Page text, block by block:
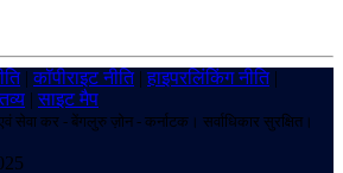
|कॉपीराइट नीति|हाइपरलिंकिंग नीति|
|साइट मैप
सेवा कर - बेंगलुरु ज़ोन - कर्नाटक। सर्वाधिकार सुरक्षित।